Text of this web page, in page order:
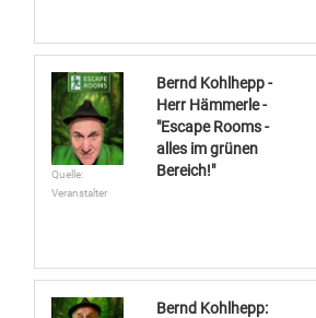
Quelle:
Veranstalter
Bernd Kohlhepp -
Herr Hämmerle -
"Escape Rooms -
alles im grünen
Bereich!"
Bernd Kohlhepp: